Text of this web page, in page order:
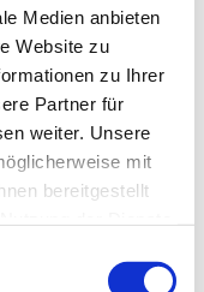
Medien anbieten
Website zu
zu Ihrer
Partner für
weiter. Unsere
mit
bereitgestellt
© Gerardo Madeo / pixelio.de
14:30 -